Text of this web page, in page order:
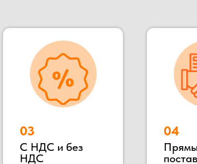
и без
на строительстве
магазин и тд. Так же наша компания
строительные, бытовки сантехнические,